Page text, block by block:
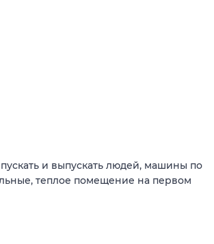
и выпускать людей, машины по
теплое помещение на первом